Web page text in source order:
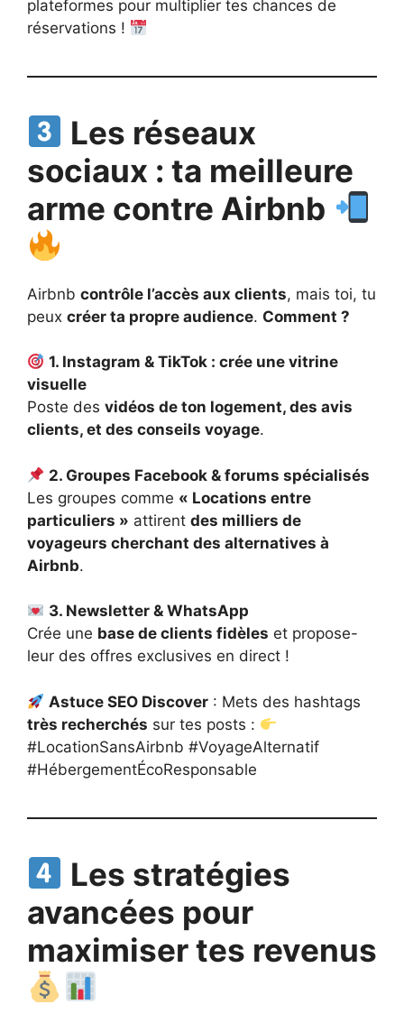
plateformes pour multiplier tes chances de
réservations !
Les réseaux
sociaux : ta meilleure
arme contre Airbnb
Airbnb contrôle l’accès aux clients, mais toi, tu
peux créer ta propre audience. Comment ?
1. Instagram & TikTok : crée une vitrine
visuelle
Poste des vidéos de ton logement, des avis
clients, et des conseils voyage.
2. Groupes Facebook & forums spécialisés
Les groupes comme « Locations entre
particuliers » attirent des milliers de
voyageurs cherchant des alternatives à
Airbnb.
3. Newsletter & WhatsApp
Crée une base de clients fidèles et propose-
leur des offres exclusives en direct !
Astuce SEO Discover : Mets des hashtags
très recherchés sur tes posts :
#LocationSansAirbnb #VoyageAlternatif
#HébergementÉcoResponsable
Les stratégies
avancées pour
maximiser tes revenus